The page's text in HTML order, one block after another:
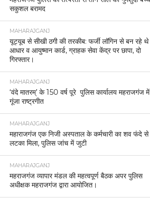
सकुशल बरामद
MAHARAJGANJ
यूट्यूब से सीखी ठगी की तरकीब: फर्जी लॉगिन से बन रहे थे
आधार व आयुष्मान कार्ड, ग्राहक सेवा केंद्र पर छापा, दो
गिरफ्तार।
MAHARAJGANJ
‘वंदे मातरम्’ के 150 वर्ष पूरे पुलिस कार्यालय महराजगंज में
गूंजा राष्ट्रगीत
MAHARAJGANJ
महाराजगंज एक निजी अस्पताल के कर्मचारी का शव फंदे से
लटका मिला, पुलिस जांच में जुटी
MAHARAJGANJ
महराजगंज व्यापार मंडल की महत्वपूर्ण बैठक अपर पुलिस
अधीक्षक महराजगंज द्वारा आयोजित।